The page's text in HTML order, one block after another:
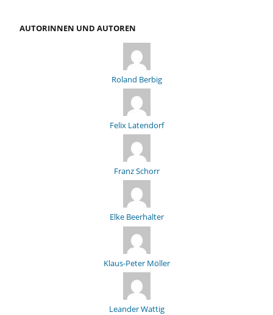
AUTORINNEN UND AUTOREN
Roland Berbig
Felix Latendorf
Franz Schorr
Elke Beerhalter
Klaus-Peter Möller
Leander Wattig